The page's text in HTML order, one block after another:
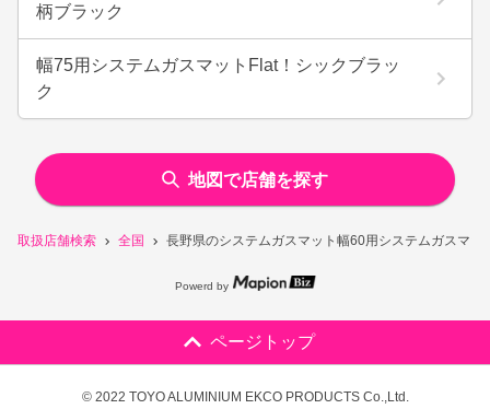
取扱店舗検索 全国 長野県のシステムガスマット幅60用システムガスマ
柄ブラック
幅75用システムガスマットFlat！シックブラッ
ク
地図で店舗を探す
Powerd by
ページトップ
© 2022 TOYO ALUMINIUM EKCO PRODUCTS Co.,Ltd.